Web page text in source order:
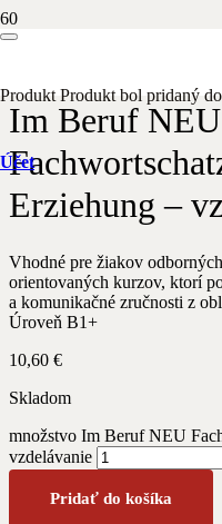
Produkt Produkt bol pridaný
Účet
Domov
Im Beruf NEU
Erziehung –
Vhodné pre žiakov
orientovaných kurzov, ktorí
a komunikačné zručnosti z
Úroveň B1+
10,60 €
Skladom
množstvo Im Beruf NEU
vzdelávanie
Pridať do košíka